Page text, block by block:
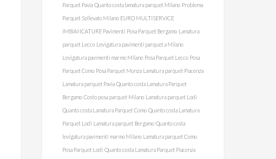
Parquet Pavia Quanto costa lamatura parquet Milano Problema
Parquet Sollevato Milano EURO MULTISERVICE
IMBIANCATURE Pavimenti Posa Parquet Bergamo Lamatura
parquet Lecco Levigatura pavimenti parquet a Milano
Levigatura pavimenti marmo Milano Posa Parquet Lecco Posa
Parquet Como Posa Parquet Monza Lamatura parquet Piacenza
Lamatura parquet Pavia Quanto costa Lamatura Parquet
Bergamo Costo posa parquet Milano Lamatura parquet Lodi
Quanto costa Lamatura Parquet Como Quanto costa Lamatura
Parquet Lodi Lamatura parquet Bergamo Quanto costa
levigatura pavimenti marmo Milano Lamatura parquet Como
Posa Parquet Lodi Quanto costa Lamatura Parquet Piacenza